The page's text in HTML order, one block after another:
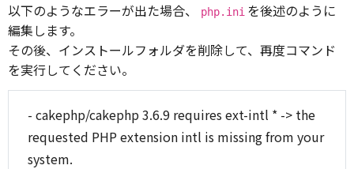
以下のようなエラーが出た場合、 php.ini を後述のように
編集します。
その後、インストールフォルダを削除して、再度コマンド
を実行してください。
- cakephp/cakephp 3.6.9 requires ext-intl * -> the
requested PHP extension intl is missing from your
system.